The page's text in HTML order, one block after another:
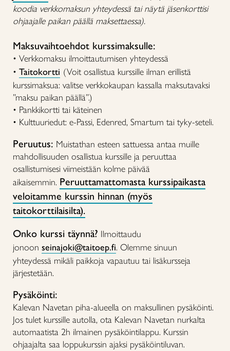
koodia verkkomaksun yhteydessä tai näytä jäsenkorttisi
ohjaajalle paikan päällä maksettaessa).
Maksuvaihtoehdot kurssimaksulle:
• Verkkomaksu ilmoittautumisen yhteydessä
• Taitokortti (Voit osallistua kurssille ilman erillistä
kurssimaksua: valitse verkkokaupan kassalla maksutavaksi
”maksu paikan päällä”.)
• Pankkikortti tai käteinen
• Kulttuuriedut: e-Passi, Edenred, Smartum tai tyky-seteli.
Peruutus: Muistathan esteen sattuessa antaa muille
mahdollisuuden osallistua kurssille ja peruuttaa
osallistumisesi viimeistään kolme päivää
aikaisemmin. Peruuttamattomasta kurssipaikasta
veloitamme kurssin hinnan (myös
taitokorttilaisilta).
Onko kurssi täynnä? Ilmoittaudu
jonoon seinajoki@taitoep.fi. Olemme sinuun
yhteydessä mikäli paikkoja vapautuu tai lisäkursseja
järjestetään.
Pysäköinti:
Kalevan Navetan piha-alueella on maksullinen pysäköinti.
Jos tulet kurssille autolla, ota Kalevan Navetan nurkalta
automaatista 2h ilmainen pysäköintilappu. Kurssin
ohjaajalta saa loppukurssin ajaksi pysäköintiluvan.